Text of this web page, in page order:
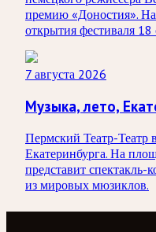
премию «Доностия».
открытия фестиваля 18
7 августа 2026
Музыка, лето,
Пермский Театр-Театр
Екатеринбурга. На
представит
из мировых мюзиклов.